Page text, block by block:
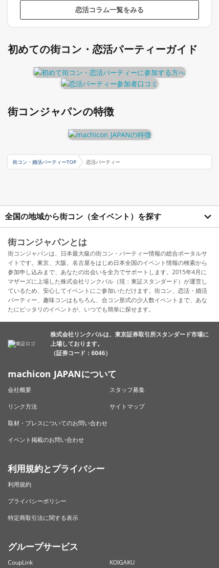
恋活コラム一覧をみる
初めての街コン・恋活パーティーガイド
街コンジャパンの特徴
街コン・婚活パーティーTOP 恋活パーティー
全国の地域から街コン（全イベント）を探す
街コンジャパンとは
街コンジャパンは、日本最大級の街コン・パーティー情報の総合ポータルサ
イトです。東京、大阪、名古屋をはじめ日本全国のイベント情報の検索から
参加申し込みまで、あなたの出会いを全力でサポートします。2015年4月に
マザーズに上場した株式会社リンクバル（現：東証スタンダード）が運営し
ているため、安心してイベントにご参加いただけます。街コン、恋活・婚活
パーティー、趣味コンはもちろん、合コン形式の少人数イベントまで、あな
たにピッタリのイベントが、いつでも簡単に探せます。
株式会社リンクバルは、東京証券取引所スタンダード市場に
上場しております。
（証券コード：6046）
machicon JAPANについて
会社概要
スタッフ募集
リンク方法
サイトマップ
取材・プレスについてのお問い合わせ
イベント掲載のお問い合わせ
利用規約とプライバシー
利用規約
プライバシーポリシー
特定商取引法に関する表示
グループサービス
CoupLink KOIGAKU